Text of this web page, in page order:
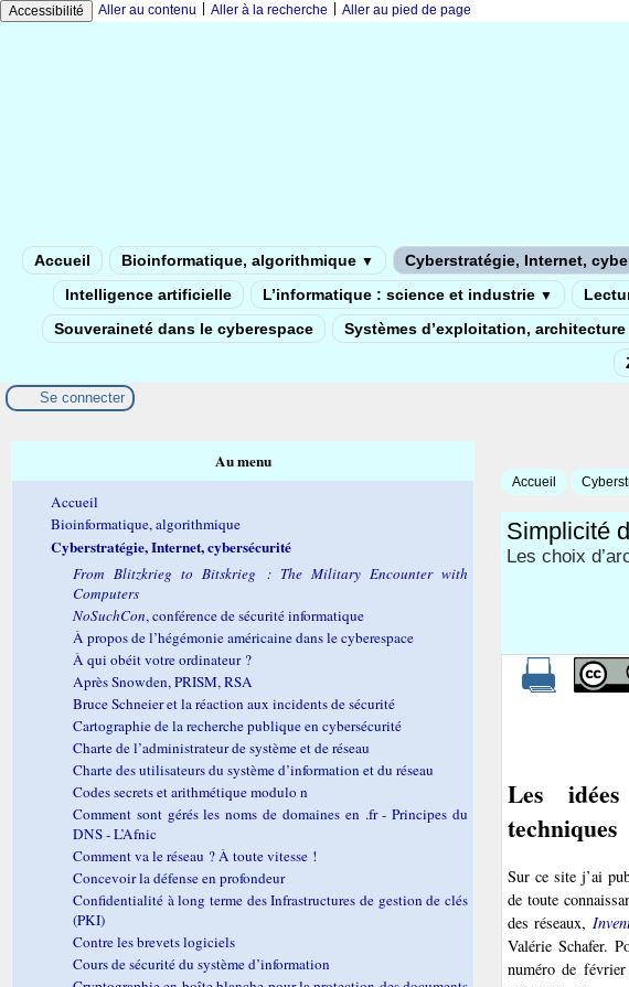
Accessibilité Aller au contenu Aller à la recherche Aller au pied de page
Accueil Bioinformatique, algorithmique ▼ Cyberstratégie, Internet,
Intelligence artificielle
L’informatique : science et industrie ▼
Souveraineté dans le cyberespace
Systèmes d’exploitation,
Se connecter
Accueil
Simplicité
Les choix
Les
techniques
Sur ce site j’ai
de toute
des réseaux,
Valérie Schafer.
numéro de
Au menu
Accueil
Bioinformatique, algorithmique
Cyberstratégie, Internet, cybersécurité
From Blitzkrieg to Bitskrieg : The Military Encounter with
Computers
NoSuchCon, conférence de sécurité informatique
À propos de l’hégémonie américaine dans le cyberespace
À qui obéit votre ordinateur ?
Après Snowden, PRISM, RSA
Bruce Schneier et la réaction aux incidents de sécurité
Cartographie de la recherche publique en cybersécurité
Charte de l’administrateur de système et de réseau
Charte des utilisateurs du système d’information et du réseau
Codes secrets et arithmétique modulo n
Comment sont gérés les noms de domaines en .fr - Principes du
DNS - L’Afnic
Comment va le réseau ? À toute vitesse !
Concevoir la défense en profondeur
Confidentialité à long terme des Infrastructures de gestion de clés
(PKI)
Contre les brevets logiciels
Cours de sécurité du système d’information